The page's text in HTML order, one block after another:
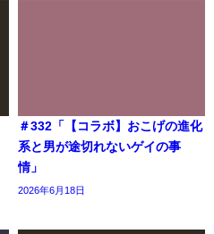
＃332「【コラボ】おこげの進化
系と男が途切れないゲイの事
情」
2026年6月18日